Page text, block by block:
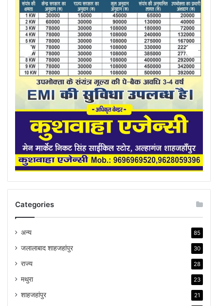
Categories
अन्य 85
जलालाबाद शाहजहांपुर 30
राज्य 28
मथुरा 23
शाहजहांपुर 21